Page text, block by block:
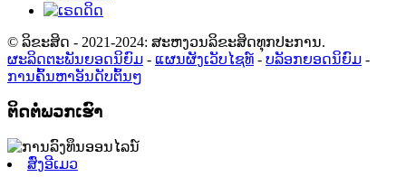
© ລິຂະສິດ - 2021-2024: ສະຫງວນລິຂະສິດທຸກປະການ.
ຜະລິດຕະພັນຍອດນິຍົມ - ແຜນຜັງເວັບໄຊທ໌ - ບລັອກຍອດນິຍົມ -
ການຄົ້ນຫາອັນດັບຕົ້ນໆ
ຕິດຕໍ່ພວກເຮົາ
ສົ່ງອີເມວ